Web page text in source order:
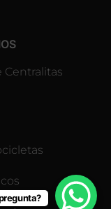
Centralitas